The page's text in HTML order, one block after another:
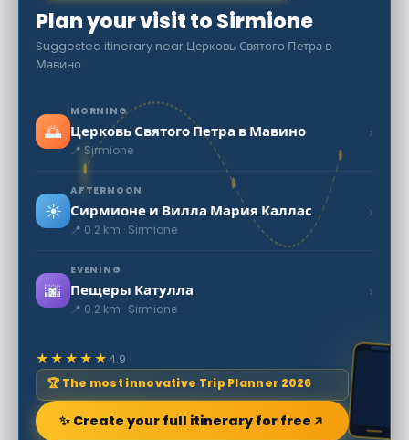
Plan your visit to Sirmione
Suggested itinerary near Церковь Святого Петра в
Мавино
🌅
MORNING
Церковь Святого Петра в Мавино
📍 Sirmione
›
☀️
AFTERNOON
Сирмионе и Вилла Мария Каллас
📍 0.2 km · Sirmione
›
🌆
EVENING
Пещеры Катулла
📍 0.2 km · Sirmione
›
★★★★★4.9
🏆 The most innovative Trip Planner 2026
✨ Create your full itinerary for free